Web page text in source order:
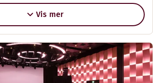
Vis mer